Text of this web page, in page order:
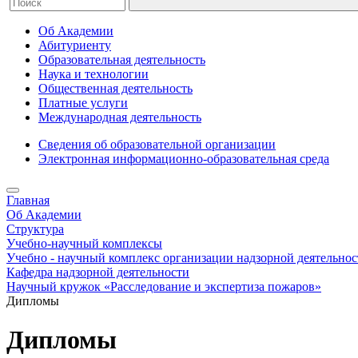
Об Академии
Абитуриенту
Образовательная деятельность
Наука и технологии
Общественная деятельность
Платные услуги
Международная деятельность
Сведения об образовательной организации
Электронная информационно-образовательная среда
Главная
Об Академии
Структура
Учебно-научный комплексы
Учебно - научный комплекс организации надзорной
Кафедра надзорной деятельности
Научный кружок «Расследование и экспертиза пожаров»
Дипломы
Дипломы